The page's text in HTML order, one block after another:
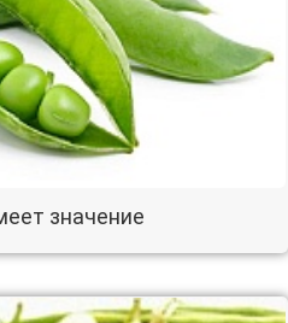
значение